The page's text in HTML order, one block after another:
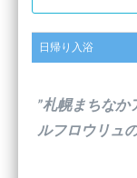
日帰り入浴
”札幌まちな
ルフロウリュ